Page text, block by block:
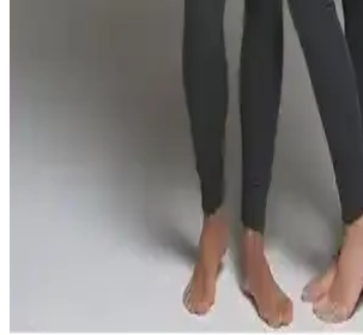
Stil Kombin Çift Göğüs Fermuarlı
Şişme Mont Pldp 2941 - Dayanıklı
Bu su geçirmez şişme mont, sıcak tutan kürk
fonksiyonel özellikleriyle soğuk ve yağışlı
sunar, modern ve dayanıklı dış giyim
Thermoform Artica ve The North
Heavy Karşılaştırması: Malzeme ve
İki unisex termal içlik seti, malzeme ve